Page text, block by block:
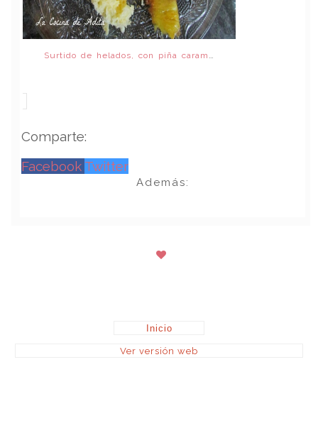
Surtido de helados, con piña caramelizada y bizcocho esponja
Comparte:
Facebook Twitter
Además:
Inicio
Ver versión web